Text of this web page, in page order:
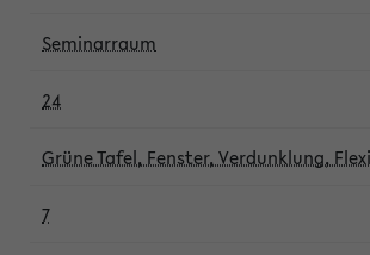
Seminarraum
24
Grüne Tafel, Fenster, Verdunklung,
7